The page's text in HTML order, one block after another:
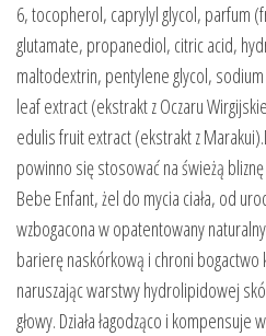
6, tocopherol, caprylyl glycol, parfum
glutamate, propanediol, citric acid,
maltodextrin, pentylene glycol,
leaf extract (ekstrakt z Oczaru
edulis fruit extract (ekstrakt z
powinno się stosować na świeżą
Bebe Enfant, żel do mycia ciała, od
wzbogacona w opatentowany
barierę naskórkową i chroni bogactwo
naruszając warstwy hydrolipidowej
głowy. Działa łagodząco i kompensuje